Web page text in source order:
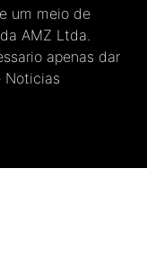
um meio de
AMZ Ltda.
apenas dar
Noticias